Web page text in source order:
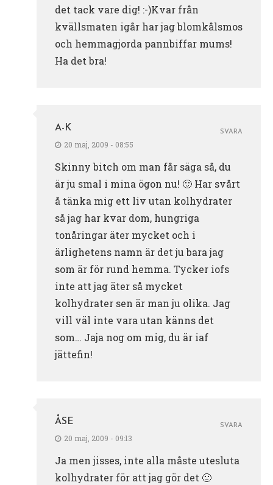
det tack vare dig! :-)Kvar från
kvällsmaten igår har jag blomkålsmos
och hemmagjorda pannbiffar mums!
Ha det bra!
A-K
20 maj, 2009 - 08:55
Skinny bitch om man får säga så, du
är ju smal i mina ögon nu! 🙂 Har svårt
å tänka mig ett liv utan kolhydrater
så jag har kvar dom, hungriga
tonåringar äter mycket och i
ärlighetens namn är det ju bara jag
som är för rund hemma. Tycker iofs
inte att jag äter så mycket
kolhydrater sen är man ju olika. Jag
vill väl inte vara utan känns det
som… Jaja nog om mig, du är iaf
jättefin!
SVARA
ÅSE
20 maj, 2009 - 09:13
Ja men jisses, inte alla måste utesluta
kolhydrater för att jag gör det 🙂
SVARA